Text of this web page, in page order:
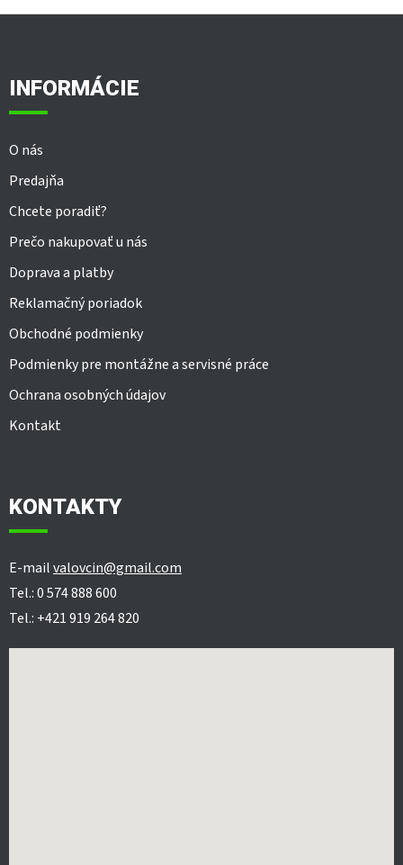
INFORMÁCIE
O nás
Predajňa
Chcete poradiť?
Prečo nakupovať u nás
Doprava a platby
Reklamačný poriadok
Obchodné podmienky
Podmienky pre montážne a servisné práce
Ochrana osobných údajov
Kontakt
KONTAKTY
E-mailvalovcin@gmail.com
Tel.: 0 574 888 600
Tel.: +421 919 264 820